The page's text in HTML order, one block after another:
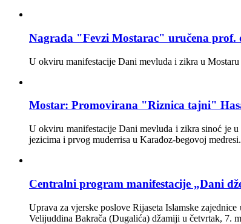
Nagrada "Fevzi Mostarac" uručena
U okviru manifestacije Dani mevluda i zikra u
Mostar: Promovirana "Riznica tajni"
U okviru manifestacije Dani mevluda i zikra sinoć je
jezicima i prvog muderrisa u Karađoz-begovoj medresi.
Centralni program manifestacije „Dani
Uprava za vjerske poslove Rijaseta Islamske
Velijuddina Bakrača (Dugalića) džamiji u četvrtak, 7.